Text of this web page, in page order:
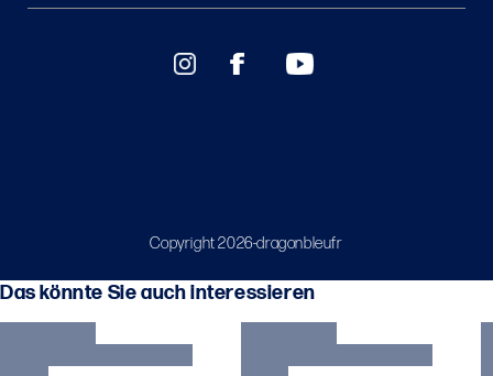
Copyright 2026-dragonbleufr
Das könnte Sie auch interessieren